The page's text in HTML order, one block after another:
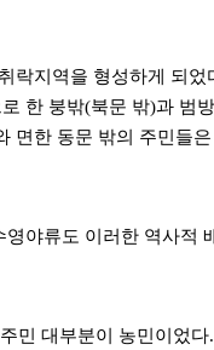
지역을 형성하게 되
한 붕밖(북문 밖)과
한 동문 밖의 주민들
야류도 이러한 역사적
민 대부분이 농민이었